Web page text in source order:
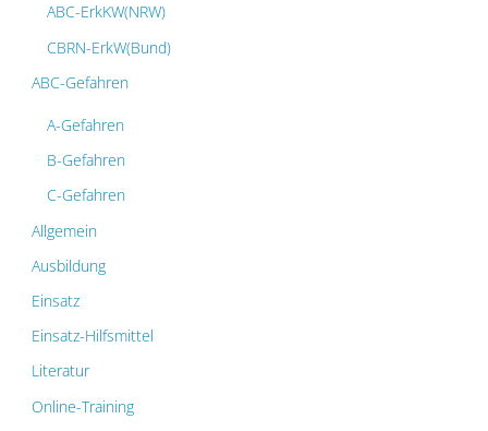
ABC-ErkKW(NRW)
CBRN-ErkW(Bund)
ABC-Gefahren
A-Gefahren
B-Gefahren
C-Gefahren
Allgemein
Ausbildung
Einsatz
Einsatz-Hilfsmittel
Literatur
Online-Training